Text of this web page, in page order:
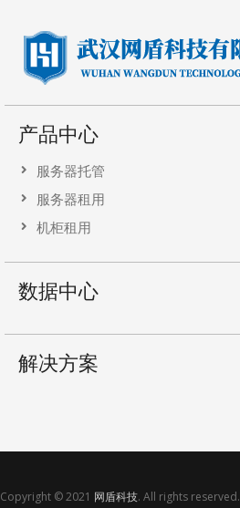
产品中心
服务器托管
服务器租用
机柜租用
数据中心
解决方案
Copyright © 2021 网盾科技. All rights reserved.